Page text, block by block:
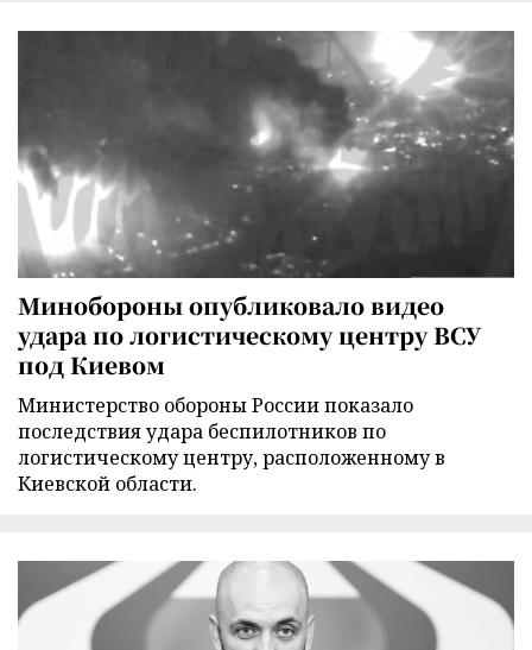
Минобороны опубликовало видео
удара по логистическому центру ВСУ
под Киевом
Министерство обороны России показало
последствия удара беспилотников по
логистическому центру, расположенному в
Киевской области.